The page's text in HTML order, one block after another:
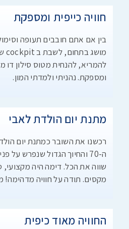
חוויה כייפית ומספקת
בין אם אתם חובבים תעופה
להמריא, להנחית מטוס סילון דו
ומספקת. נהניתי ולמדתי המון.
מתנת יום הולדת לאבי
רכשנו את השובר כמתנת יום
ה-70 והחיוך הגדול שנפרש על
שווה את הכל. דימה היה מקצועי,
מקסים. תודה על חוויה מדהימה!
החוויה מאוד כיפית